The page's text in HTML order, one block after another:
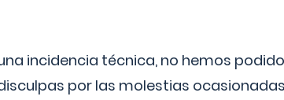
incidencia técnica, no hemos
por las molestias